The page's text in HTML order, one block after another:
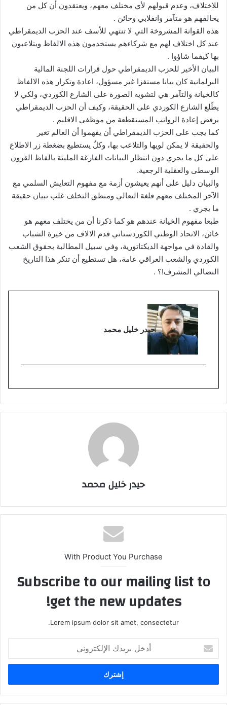
للاختلاف، وعدم قبولهم لأي مختلف معهم، ويعتقدون أن كل من
يخالفهم هو متآمر وانقلابي وخائن .
هذه القوانة المشروخة التي لا تنتهي للأسف عند الحزب الديمقراطي
عند كل اختلاف لهم مع شركاءهم يستخدمون هذه الالفاظ ويتلاعبون
بها كيفما شاؤوا .
البيان الأخير للحزب الديمقراطي حول قرارات اللجنة المالية
البرلمانية كان بيانا مستفزا غير مسؤول، اعادة وتكرار هذه الالفاظ
كالخيانة والتآمر هي لتشويه الصورة على الشارع الكوردي، ولكي لا
يطّلع الشارع الكوردي على الحقيقة، وكيف أن الحزب الديمقراطي
يرفض إعادة الرواتب المستقطعة من موظفي الاقليم .
كما يجب على الحزب الديمقراطي أن يفهموا أن العالم تغير
والحقيقة لا يمكن لويها والتلاعب بها، وكلٌ يستطيع بضغطة زر الاطلاع
على كل ما يجري دون انتظار البيانات الفارغة المليئة بالفاظ القرون
الوسطى والعقلية الرجعية.
والبيان دليل على أنهم يعيشون أزمة مع مفهوم التعايش السلمي مع
الآخر المختلف معهم فلغة التعالي ومنطق التخلف غلب تبيان حقيقة
ما يجري .
طبعا مفهوم الخيانة عندهم هو كما ذكرنا أن من يختلف معهم هو
خائن، الاتحاد الوطني الكوردستاني قدم الالاف من خيرة الشباب
والقادة في مواجهة الديكتاتورية، وفي سبيل المطالبة بحقوق الشعب
الكوردي والشعب العراقي عامة، هل تستطيع أن تنكر هذا التاريخ
النضالي المشرف!؟ .
حيدر خليل محمد
حيدر خليل محمد
With Product You Purchase
Subscribe to our mailing list to
get the new updates!
Lorem ipsum dolor sit amet, consectetur.
بريدك
الإلكتروني